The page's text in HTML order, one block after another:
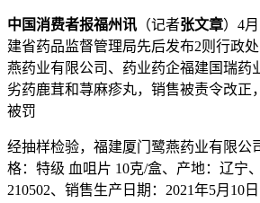
中国消费者报福州讯 （记者张文章）4
建省药品监督管理局先后发布2则行政
燕药业有限公司、药业药企福建国瑞药
劣药鹿茸和荨麻疹丸，销售被责令改正
被罚
经抽样检验，福建厦门鹭燕药业有限公
格：特级 血咀片 10克/盒、产地：辽宁
210502、销售生产日期：2021年5月10